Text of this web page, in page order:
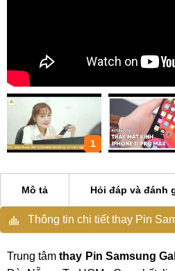
1
Mô tả Hỏi đáp và đánh
Thông tin chi tiết thay Pin
Trung tâmthay Pin Samsung